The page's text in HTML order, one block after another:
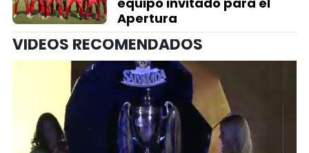
Apertura
VIDEOS RECOMENDADOS